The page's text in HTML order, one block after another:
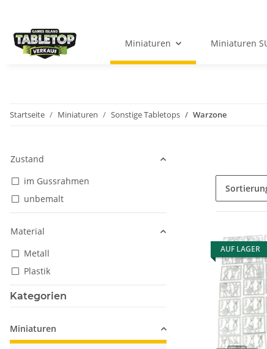
Miniaturen Miniaturen
Startseite Miniaturen Sonstige Tabletops Warzone
AUF LAGER
Zustand
im Gussrahmen
unbemalt
Material
Metall
Plastik
Kategorien
Miniaturen